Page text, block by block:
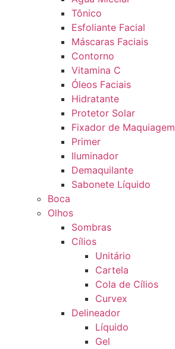
Tônico
Esfoliante Facial
Máscaras Faciais
Contorno
Vitamina C
Óleos Faciais
Hidratante
Protetor Solar
Fixador de Maquiagem
Primer
Iluminador
Demaquilante
Sabonete Líquido
Boca
Olhos
Sombras
Cílios
Unitário
Cartela
Cola de Cílios
Curvex
Delineador
Líquido
Gel